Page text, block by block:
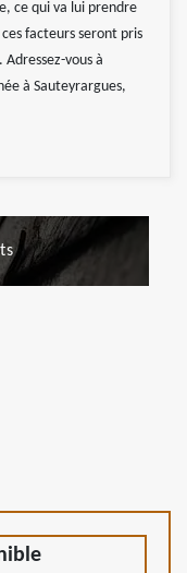
ce qui va lui prendre
facteurs seront pris
vous à
à Sauteyrargues,